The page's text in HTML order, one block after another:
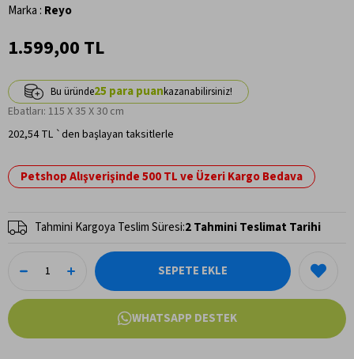
Marka : Reyo
1.599,00 TL
25
Ebatları: 115 X 35 X 30 cm
202,54 TL `den başlayan taksitlerle
Petshop Alışverişinde 500 TL ve Üzeri Kargo Bedava
Tahmini Kargoya Teslim Süresi:2 Tahmini Teslimat Tarihi
WHATSAPP DESTEK